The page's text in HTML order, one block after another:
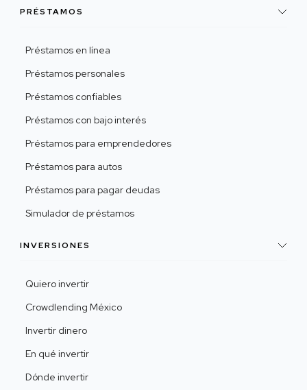
PRÉSTAMOS
Préstamos en línea
Préstamos personales
Préstamos confiables
Préstamos con bajo interés
Préstamos para emprendedores
Préstamos para autos
Préstamos para pagar deudas
Simulador de préstamos
INVERSIONES
Quiero invertir
Crowdlending México
Invertir dinero
En qué invertir
Dónde invertir